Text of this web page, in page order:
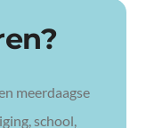
meerdaagse
school,